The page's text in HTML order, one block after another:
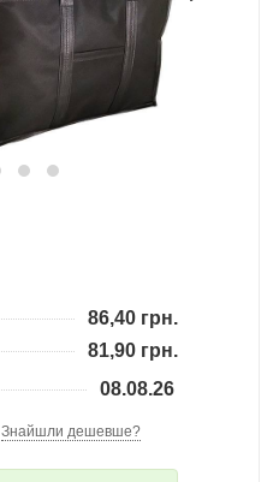
86,40 грн.
81,90 грн.
08.08.26
Знайшли дешевше?